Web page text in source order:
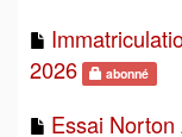
2026
abonné
Essai